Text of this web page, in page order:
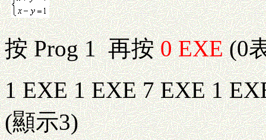
按 Prog 1 再按0 EXE(0
1 EXE 1 EXE 7 EXE 1
(顯示3)